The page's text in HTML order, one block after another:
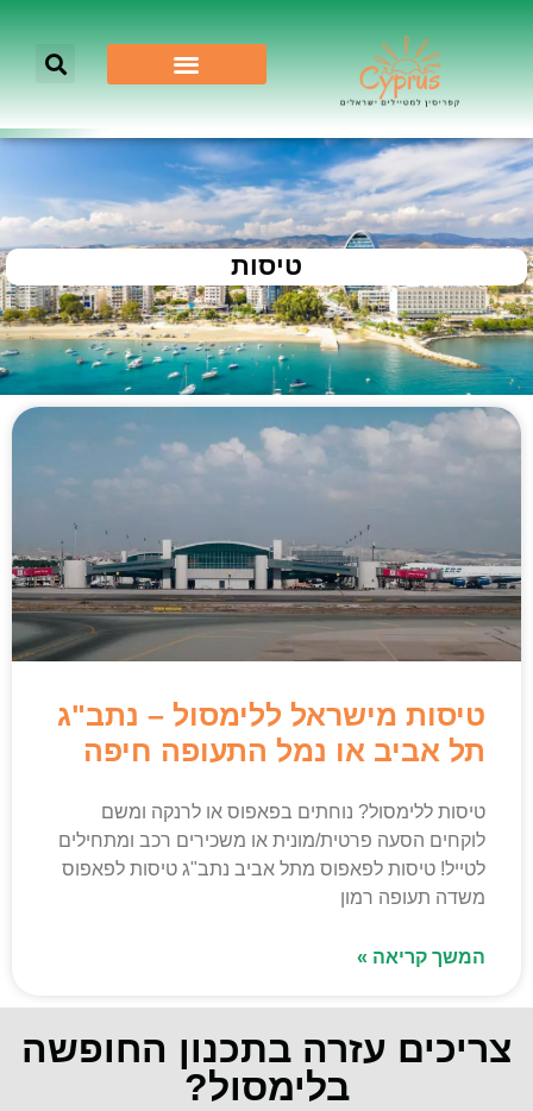
טיסות
טיסות מישראל ללימסול – נתב"ג
תל אביב או נמל התעופה חיפה
טיסות ללימסול? נוחתים בפאפוס או לרנקה ומשם
לוקחים הסעה פרטית/מונית או משכירים רכב ומתחילים
לטייל! טיסות לפאפוס מתל אביב נתב"ג טיסות לפאפוס
משדה תעופה רמון
המשך קריאה »
צריכים עזרה בתכנון החופשה
בלימסול?